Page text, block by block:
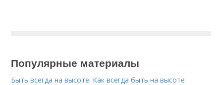
Популярные материалы
Быть всегда на высоте. Как всегда быть на высоте